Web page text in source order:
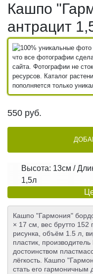
Кашпо
антрацит
что все фотографии
сайта. Фотографии не
ресурсов. Каталог
пополняется только
550 руб.
Высота: 13см /
1,5л
Кашпо "Гармония"
× 17 см, вес брутто 152
рисунка, объём 1.5 л,
пластик,
достоинством
лёгкость. Кашпо
стать его гармоничным